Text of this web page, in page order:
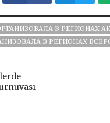
В РЕГИОНАХ
В РЕГИОНАХ